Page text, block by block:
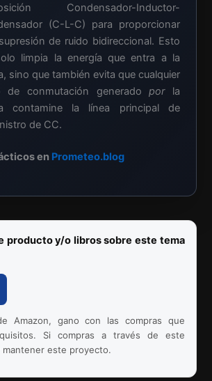
Condensador-Inductor-
(C-L-C) para proporcionar
de ruido bidireccional. Esto
limpia la energía que entra a la
sino que también evita que cualquier
de conmutación generadoporla
contamine la línea principal de
de CC.
en Prometeo.blog
producto y/o libros sobre este tema
Amazon, gano con las compras que
Si compras a través de este
mantener este proyecto.